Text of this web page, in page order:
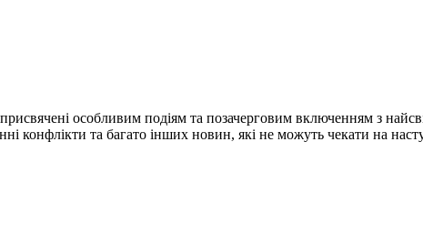
особливим подіям та позачерговим включенням з
конфлікти та багато інших новин, які не можуть чекати на